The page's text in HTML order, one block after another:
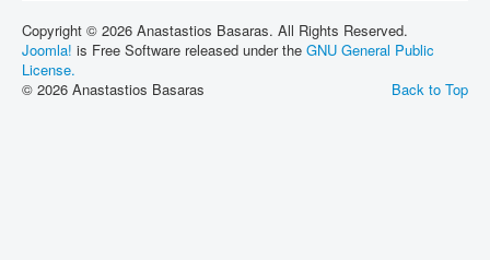
Copyright © 2026 Anastastios Basaras. All Rights Reserved.
Joomla! is Free Software released under the GNU General Public
License.
Back to Top
© 2026 Anastastios Basaras